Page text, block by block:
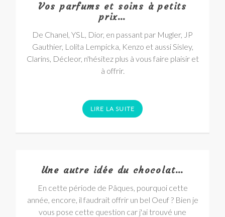
Vos parfums et soins à petits
prix…
De Chanel, YSL, Dior, en passant par Mugler, JP
Gauthier, Lolita Lempicka, Kenzo et aussi Sisley,
Clarins, Décleor, n'hésitez plus à vous faire plaisir et
à offrir.
LIRE LA SUITE
Une autre idée du chocolat…
En cette période de Pâques, pourquoi cette
année, encore, il faudrait offrir un bel Oeuf ? Bien je
vous pose cette question car j'ai trouvé une